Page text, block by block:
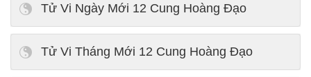
Tử Vi Ngày Mới 12 Cung Hoàng Đạo
Tử Vi Tháng Mới 12 Cung Hoàng Đạo